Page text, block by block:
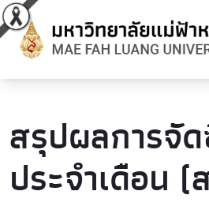
สรุปผลการจั
ประจำเดือน (